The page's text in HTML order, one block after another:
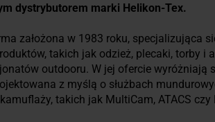
dystrybutorem marki Helikon-Tex.
założona w 1983 roku, specjalizująca
takich jak odzież, plecaki, torby i
outdooru. W jej ofercie
z myślą o służbach
takich jak MultiCam, ATACS